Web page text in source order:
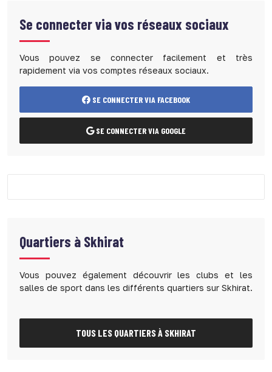
Se connecter via vos réseaux sociaux
Vous pouvez se connecter facilement et très
rapidement via vos comptes réseaux sociaux.
SE CONNECTER VIA FACEBOOK
SE CONNECTER VIA GOOGLE
Quartiers à Skhirat
Vous pouvez également découvrir les clubs et les
salles de sport dans les différents quartiers sur Skhirat.
TOUS LES QUARTIERS À SKHIRAT